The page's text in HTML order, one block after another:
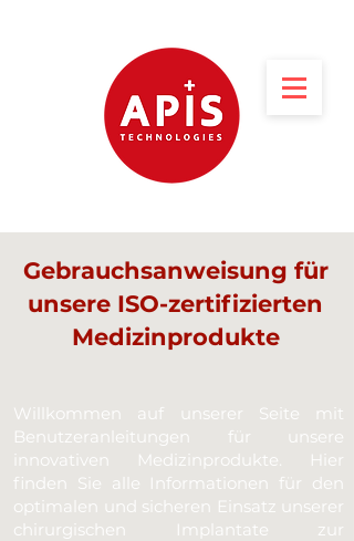
Gebrauchsanweisung für
unsere ISO-zertifizierten
Medizinprodukte
Willkommen auf unserer Seite mit
Benutzeranleitungen für unsere
innovativen Medizinprodukte. Hier
finden Sie alle Informationen für den
optimalen und sicheren Einsatz unserer
chirurgischen Implantate zur